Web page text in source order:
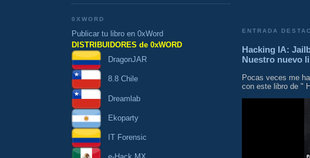
0XWORD
Publicar tu libro en 0xWord
DISTRIBUIDORES de 0xWORD
DragonJAR
8.8 Chile
Dreamlab
Ekoparty
IT Forensic
ENTRADA
Hacking IA:
Nuestro nuevo
Pocas veces me
con este libro de "